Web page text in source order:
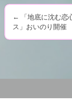
P
←
「地底に沈む恋
ス」おいのり開催